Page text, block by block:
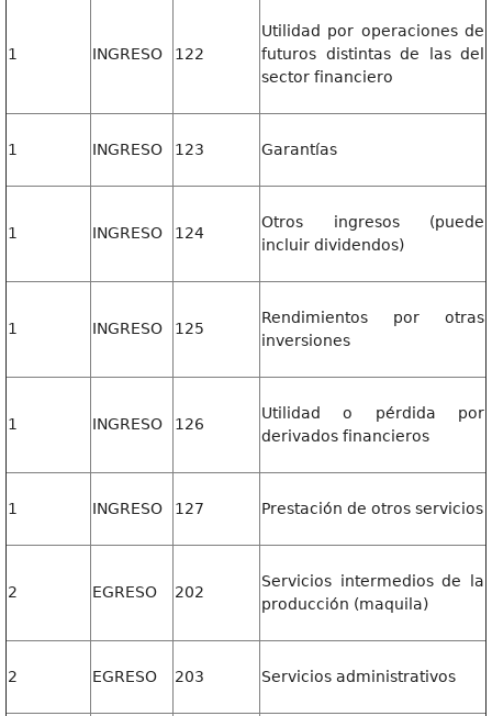
1 INGRESO 122
Utilidad por operaciones de
futuros distintas de las del
sector financiero
1 INGRESO 123 Garantías
1 INGRESO 124
Otros ingresos (puede
incluir dividendos)
1 INGRESO 125
Rendimientos por otras
inversiones
1 INGRESO 126
Utilidad o pérdida por
derivados financieros
1 INGRESO 127 Prestación de otros servicios
2 EGRESO 202
Servicios intermedios de la
producción (maquila)
2 EGRESO 203 Servicios administrativos